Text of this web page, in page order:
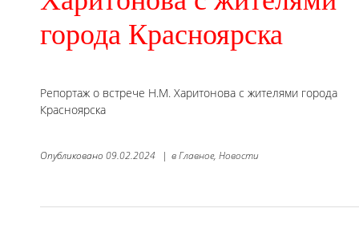
города Красноярска
Репортаж о встрече Н.М. Харитонова с жителями города
Красноярска
Опубликовано 09.02.2024 | вГлавное, Новости